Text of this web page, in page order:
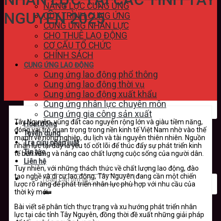
NĂNG LỰC CUNG ỨNG
QUY TRÌNH CUNG ỨNG
CUNG ỨNG NHÂN LỰC
CHO THUÊ LAO ĐỘNG
CƠ CẤU TỔ CHỨC
CHÍNH SÁCH
CUNG ỨNG LAO ĐỘNG
Cung ứng lao động phổ thông
Cung ứng lao động thời vụ
Cung ứng lao động xuất khẩu
Cung ứng nhân lực chuyên môn
Cung ứng gia công sản xuất
Hoạt động
Tuyển dụng
Tra cứu pháp luật
Tin tức
Liên hệ
NGUYÊN 2025
Tây Nguyên, vùng đất cao nguyên rộng lớn và giàu tiềm năng,
đóng vai trò quan trọng trong nền kinh tế Việt Nam nhờ vào thế
mạnh về nông nghiệp, du lịch và tài nguyên thiên nhiên. Nguồn
nhân lực tại đây là yếu tố cốt lõi để thúc đẩy sự phát triển kinh
tế bền vững và nâng cao chất lượng cuộc sống của người dân.
Tuy nhiên, với những thách thức về chất lượng lao động, đào
tạo nghề và di cư lao động, Tây Nguyên đang cần một chiến
lược rõ ràng để phát triển nhân lực phù hợp với nhu cầu của
thời kỳ mới.
Bài viết sẽ phân tích thực trạng và xu hướng phát triển nhân
lực tại các tỉnh Tây Nguyên, đồng thời đề xuất những giải pháp